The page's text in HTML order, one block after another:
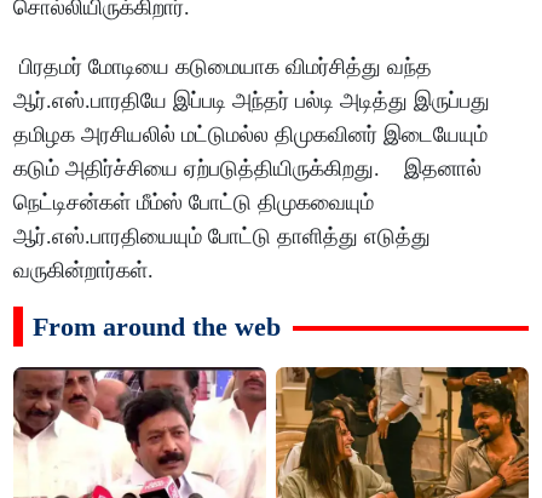
சொல்லியிருக்கிறார்.
பிரதமர் மோடியை கடுமையாக விமர்சித்து வந்த
ஆர்.எஸ்.பாரதியே இப்படி அந்தர் பல்டி அடித்து இருப்பது
தமிழக அரசியலில் மட்டுமல்ல திமுகவினர் இடையேயும்
கடும் அதிர்ச்சியை ஏற்படுத்தியிருக்கிறது. இதனால்
நெட்டிசன்கள் மீம்ஸ் போட்டு திமுகவையும்
ஆர்.எஸ்.பாரதியையும் போட்டு தாளித்து எடுத்து
வருகின்றார்கள்.
From around the web